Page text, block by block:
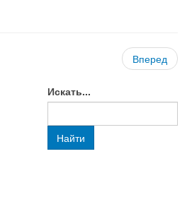
Вперед
Искать...
Найти